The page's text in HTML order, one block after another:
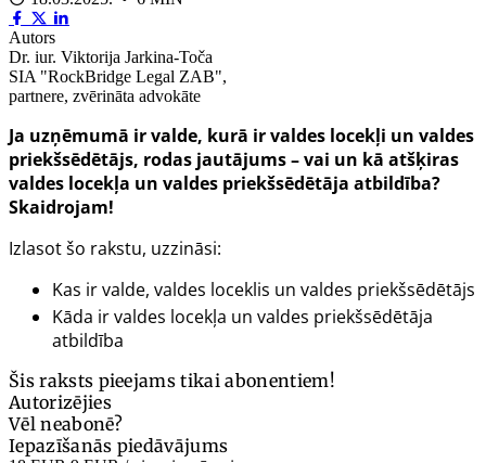
Autors
Dr. iur. Viktorija Jarkina-Toča
SIA "RockBridge Legal ZAB",
partnere, zvērināta advokāte
Ja uzņēmumā ir valde, kurā ir valdes locekļi un valdes
priekšsēdētājs, rodas jautājums – vai un kā atšķiras
valdes locekļa un valdes priekšsēdētāja atbildība?
Skaidrojam!
Izlasot šo rakstu, uzzināsi:
Kas ir valde, valdes loceklis un valdes priekšsēdētājs
Kāda ir valdes locekļa un valdes priekšsēdētāja
atbildība
Šis raksts pieejams tikai abonentiem!
Autorizējies
Vēl neabonē?
Iepazīšanās piedāvājums